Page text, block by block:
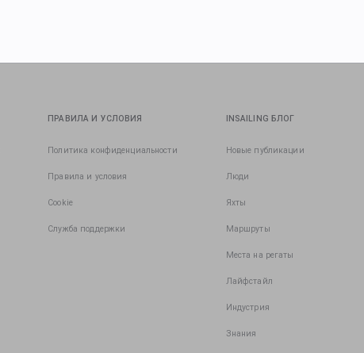
ПРАВИЛА И УСЛОВИЯ
Политика конфиденциальности
Правила и условия
Cookie
Служба поддержки
INSAILING БЛОГ
Новые публикации
Люди
Яхты
Маршруты
Места на регаты
Лайфстайл
Индустрия
Знания